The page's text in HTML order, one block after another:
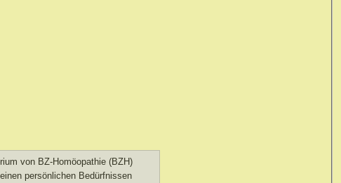
von BZ-Homöopathie (BZH)
persönlichen Bedürfnissen